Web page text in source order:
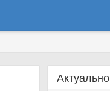
Актуально